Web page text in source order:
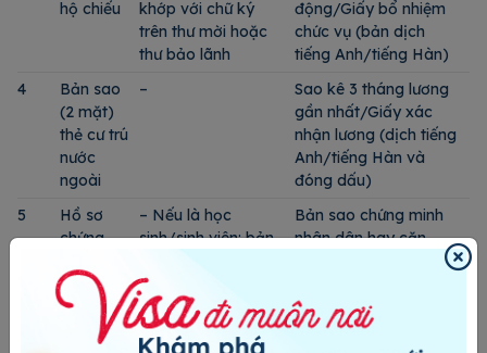
hộ chiếu
khớp với chữ ký
trên thư mời hoặc
thư bảo lãnh
động/Giấy bổ nhiệm
chức vụ (bản dịch
tiếng Anh/tiếng Hàn)
4
Bản sao
(2 mặt)
thẻ cư trú
nước
ngoài
–
Sao kê 3 tháng lương
gần nhất/Giấy xác
nhận lương (dịch tiếng
Anh/tiếng Hàn và
đóng dấu)
5
Hồ sơ
chứng
đang
học
tập/làm
– Nếu là học
sinh/sinh viên: bản
học tại trường và
bảng điểm
– Nếu là người đi
Bản sao chứng minh
nhân dân hay căn